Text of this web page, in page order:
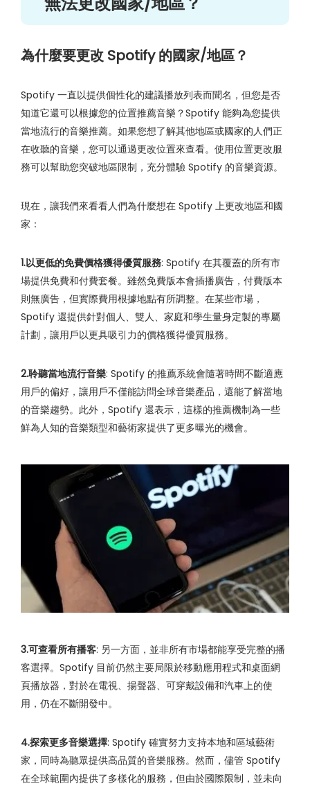
為什麼要更改 Spotify 的國家/地區？
Spotify 一直以提供個性化的建議播放列表而聞名，但您是否
知道它還可以根據您的位置推薦音樂？Spotify 能夠為您提供
當地流行的音樂推薦。如果您想了解其他地區或國家的人們正
在收聽的音樂，您可以通過更改位置來查看。使用位置更改服
務可以幫助您突破地區限制，充分體驗 Spotify 的音樂資源。
現在，讓我們來看看人們為什麼想在 Spotify 上更改地區和國
家：
1.以更低的免費價格獲得優質服務: Spotify 在其覆蓋的所有市
場提供免費和付費套餐。雖然免費版本會插播廣告，付費版本
則無廣告，但實際費用根據地點有所調整。在某些市場，
Spotify 還提供針對個人、雙人、家庭和學生量身定製的專屬
計劃，讓用戶以更具吸引力的價格獲得優質服務。
2.聆聽當地流行音樂: Spotify 的推薦系統會隨著時間不斷適應
用戶的偏好，讓用戶不僅能訪問全球音樂產品，還能了解當地
的音樂趨勢。此外，Spotify 還表示，這樣的推薦機制為一些
鮮為人知的音樂類型和藝術家提供了更多曝光的機會。
3.可查看所有播客: 另一方面，並非所有市場都能享受完整的播
客選擇。Spotify 目前仍然主要局限於移動應用程式和桌面網
頁播放器，對於在電視、揚聲器、可穿戴設備和汽車上的使
用，仍在不斷開發中。
4.探索更多音樂選擇: Spotify 確實努力支持本地和區域藝術
家，同時為聽眾提供高品質的音樂服務。然而，儘管 Spotify
在全球範圍內提供了多樣化的服務，但由於國際限制，並未向